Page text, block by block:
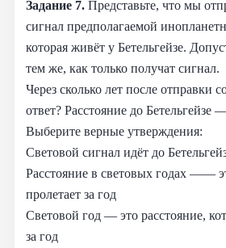
Задание 7. Представьте, что мы
сигнал предполагаемой
которая живёт у Бетельгейзе.
тем же, как только получат сигнал.
Через сколько лет после
ответ? Расстояние до Бетельгейзе
Выберите верные утверждения:
Световой сигнал идёт до
Расстояние в световых годах ——
пролетает за год
Световой год — это расстояние,
за год